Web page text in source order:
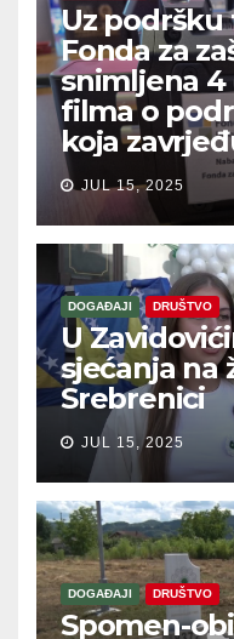
Uz
Fonda za
snimljena
filma o
koja
JUL 15, 2025
DOGAĐAJI DRUŠTVO
U
sjećanja na
Srebrenici
JUL 15, 2025
DOGAĐAJI DRUŠTVO
Spomen-